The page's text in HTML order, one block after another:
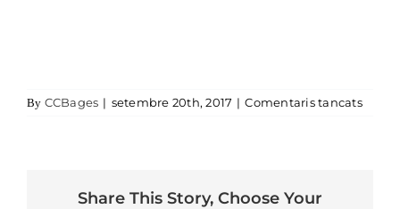
By CCBages | setembre 20th, 2017 | Comentaris tancatsa
Share This Story, Choose Your